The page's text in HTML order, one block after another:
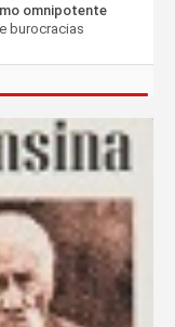
omnipotente
burocracias